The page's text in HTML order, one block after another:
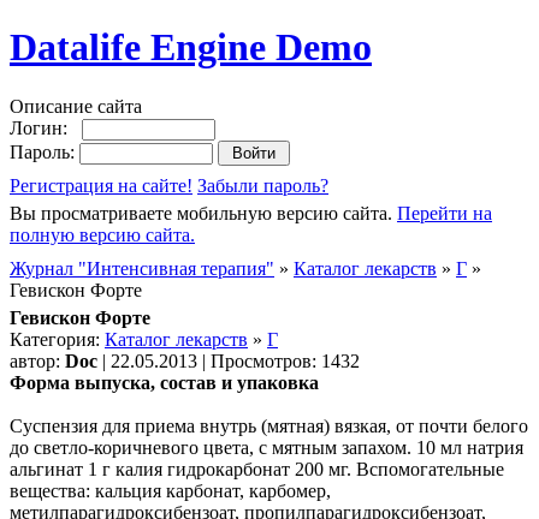
Datalife Engine Demo
Описание сайта
Логин:
Пароль:
Регистрация на сайте! Забыли пароль?
Вы просматриваете мобильную версию сайта. Перейти на
полную версию сайта.
Журнал "Интенсивная терапия" » Каталог лекарств » Г »
Гевискон Форте
Гевискон Форте
Категория: Каталог лекарств » Г
автор: Doc | 22.05.2013 | Просмотров: 1432
Форма выпуска, состав и упаковка
Суспензия для приема внутрь (мятная) вязкая, от почти белого
до светло-коричневого цвета, с мятным запахом. 10 мл натрия
альгинат 1 г калия гидрокарбонат 200 мг. Вспомогательные
вещества: кальция карбонат, карбомер,
метилпарагидроксибензоат, пропилпарагидроксибензоат,